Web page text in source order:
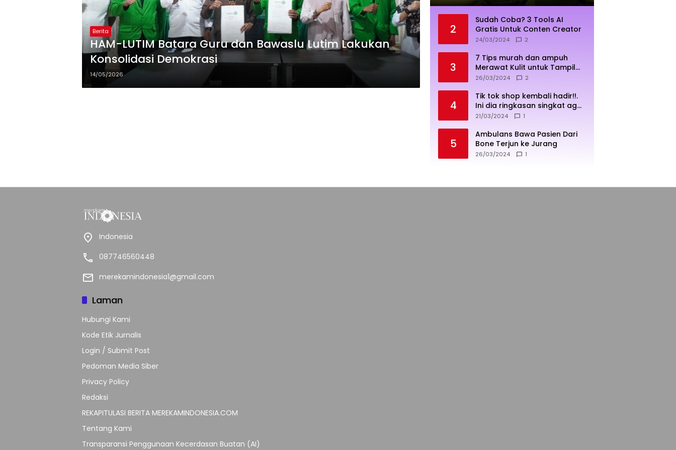
Berita
HAM-LUTIM Batara Guru dan Bawaslu Lutim Lakukan
Konsolidasi Demokrasi
14/05/2026
2
Sudah Coba? 3 Tools AI
Gratis Untuk Conten Creator
24/03/2024 2
3
7 Tips murah dan ampuh
Merawat Kulit untuk Tampil
Sehat dan Cerah
26/03/2024 2
4
Tik tok shop kembali hadir!!.
Ini dia ringkasan singkat agar
penjualan lebih sukses
21/03/2024 1
5
Ambulans Bawa Pasien Dari
Bone Terjun ke Jurang
26/03/2024 1
Indonesia
087746560448
merekamindonesia1@gmail.com
Laman
Hubungi Kami
Kode Etik Jurnalis
Login / Submit Post
Pedoman Media Siber
Privacy Policy
Redaksi
REKAPITULASI BERITA MEREKAMINDONESIA.COM
Tentang Kami
Transparansi Penggunaan Kecerdasan Buatan (AI)